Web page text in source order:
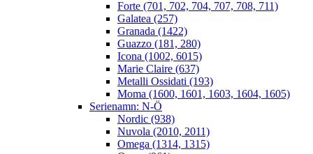
Forte (701, 702, 704, 707, 708, 711)
Galatea (257)
Granada (1422)
Guazzo (181, 280)
Icona (1002, 6015)
Marie Claire (637)
Metalli Ossidati (193)
Moma (1600, 1601, 1603, 1604, 1605)
Serienamn: N-Ö
Nordic (938)
Nuvola (2010, 2011)
Omega (1314, 1315)